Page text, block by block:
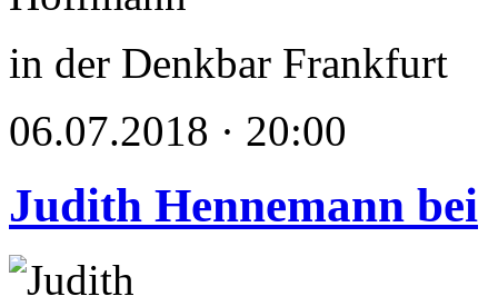
in der Denkbar Frankfurt
06.07.2018 · 20:00
Judith Hennemann bei